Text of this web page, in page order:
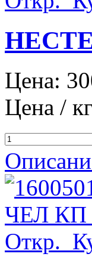
Цена:
Цена /